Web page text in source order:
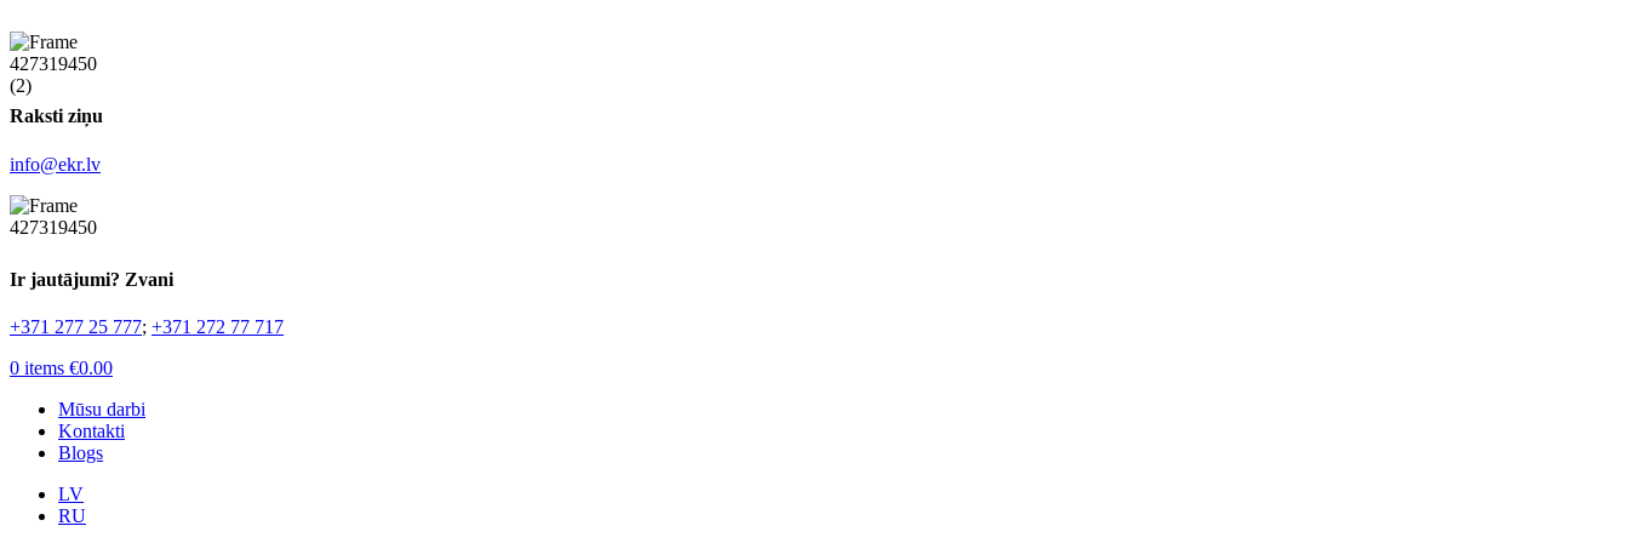
Raksti ziņu
info@ekr.lv
Ir jautājumi? Zvani
+371 277 25 777; +371 272 77 717
0 items €0.00
Mūsu darbi
Kontakti
Blogs
LV
RU